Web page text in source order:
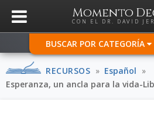
Momento
CON EL DR. DAVID
BUSCAR POR CATEGORÍA
RECURSOS » Español »
Esperanza, un ancla para la vida-